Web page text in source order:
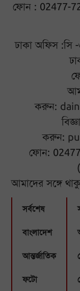
ফোন : 02477-
ঢাকা অফিস :সি -
করুন:
করুন:
ফোন:
আমাদের সঙ্গে
সর্বশেষ
বাংলাদেশ
আন্তর্জাতিক
ফটো